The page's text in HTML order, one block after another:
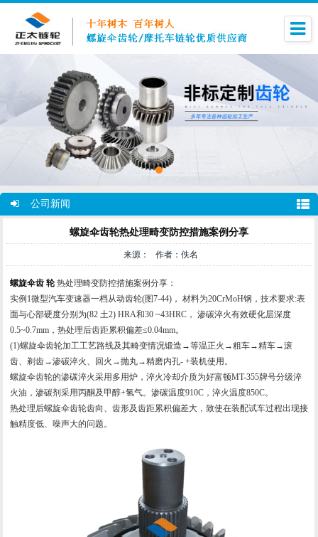
公司新闻
螺旋伞齿轮热处理畸变防控措施案例分享
来源： 作者：佚名
螺旋伞齿 轮 热处理畸变防控措施案例分享：
实例1微型汽车变速器一档从动齿轮(图7-44)， 材料为20CrMoH钢，技术要求:表
面与心部硬度分别为(82 土2) HRA和30 ~43HRC， 渗碳淬火有效硬化层深度
0.5~0.7mm，热处理后齿距累积偏差≤0.04mm。
(1)螺旋伞齿轮加工工艺路线及其畸变情况锻造→等温正火→粗车→精车→滚
齿、剃齿→渗碳淬火、回火→抛丸→精磨内孔- +装机使用。
螺旋伞齿轮的渗碳淬火采用多用炉，淬火冷却介质为好富顿MT-355牌号分级淬
火油，渗碳剂采用丙酮及甲醇+氢气。渗碳温度910C，淬火温度850C。
热处理后螺旋伞齿轮齿向、齿形及齿距累积偏差大，致使在装配试车过程出现接
触精度低、噪声大的问题。